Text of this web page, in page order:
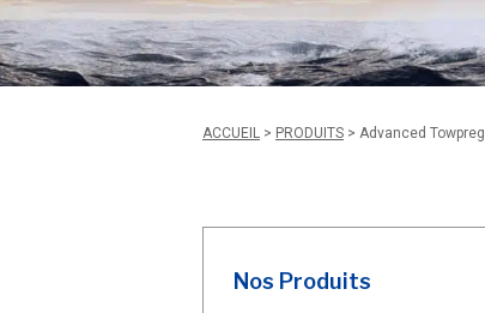
ACCUEIL > PRODUITS > Advanced Towpreg
Nos Produits